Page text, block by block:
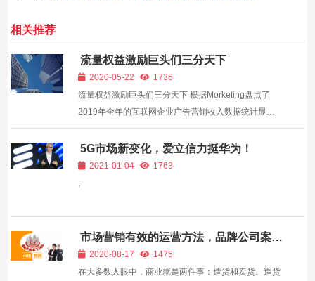
相关推荐
流量权益激励巨头们三分天下
2020-05-22
1736
流量权益激励巨头们三分天下 根据Morketing盘点了
2019年全年的互联网企业广告营销收入数据统计显
示，2019年百度广告营收为781亿元，腾讯广告营收为
683.77亿元，字节跳动广告营收达到1500亿元。 与此
营收排名极其相似的另一个事实是，在各自信息流产业
5G市场新变化，爱立信力挺华为！
2021-01-04
1763
市场营销有效的运营方法，品牌公司案例
分析—
2020-08-17
1475
在大多数人眼中，商业就是两件事：造货和卖货。造货